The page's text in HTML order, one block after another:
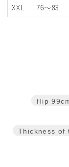
XXL
76～83
Thickness of
Hip